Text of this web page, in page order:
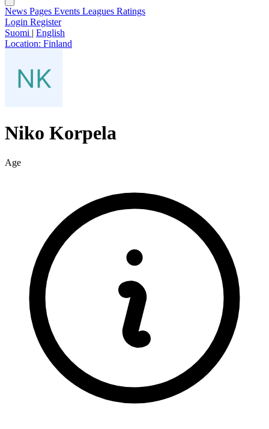
News Pages Events Leagues Ratings
Login Register
Suomi | English
Location: Finland
Niko Korpela
Age